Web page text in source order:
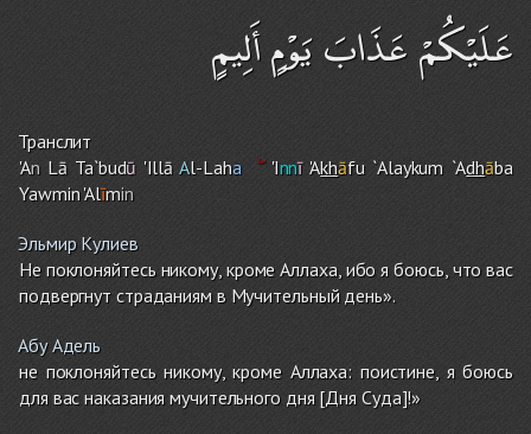
عَلَيْكُمْ عَذَابَ يَوْمٍ أَلِيمٍ
Транслит
'AnLā Ta`budū 'Illā Al-Laha 'Innī'Akhāfu `Alaykum `Adhāba
Yawmin 'Alīmin
Эльмир Кулиев
Не поклоняйтесь никому, кроме Аллаха, ибо я боюсь, что вас
подвергнут страданиям в Мучительный день».
Абу Адель
не поклоняйтесь никому, кроме Аллаха: поистине, я боюсь
для вас наказания мучительного дня [Дня Суда]!»